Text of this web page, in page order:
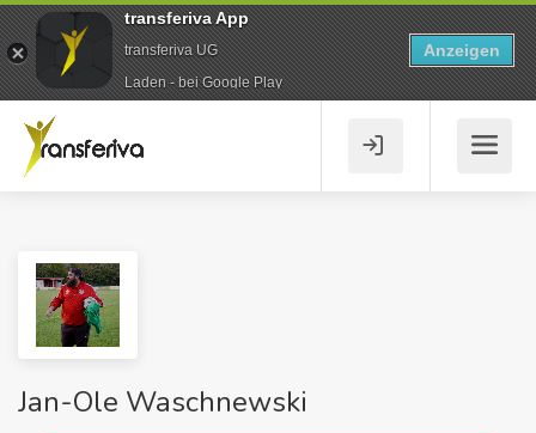
Jan-Ole Waschnewski
transferiva App
transferiva UG
Laden - bei Google Play
Anzeigen